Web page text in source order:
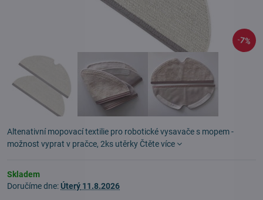
7%
Altenativní mopovací textilie pro robotické vysavače s mopem -
možnost vyprat v pračce, 2ks utěrky Čtěte více
Skladem
Doručíme dne:Úterý 11.8.2026